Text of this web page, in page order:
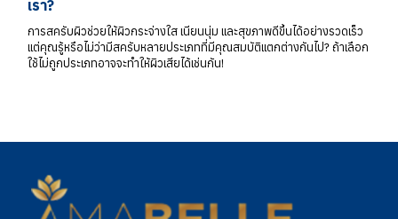
เรา?
การสครับผิวช่วยให้ผิวกระจ่างใส เนียนนุ่ม และสุขภาพดีขึ้นได้อย่างรวดเร็ว
แต่คุณรู้หรือไม่ว่ามีสครับหลายประเภทที่มีคุณสมบัติแตกต่างกันไป? ถ้าเลือก
ใช้ไม่ถูกประเภทอาจจะทำให้ผิวเสียได้เช่นกัน!